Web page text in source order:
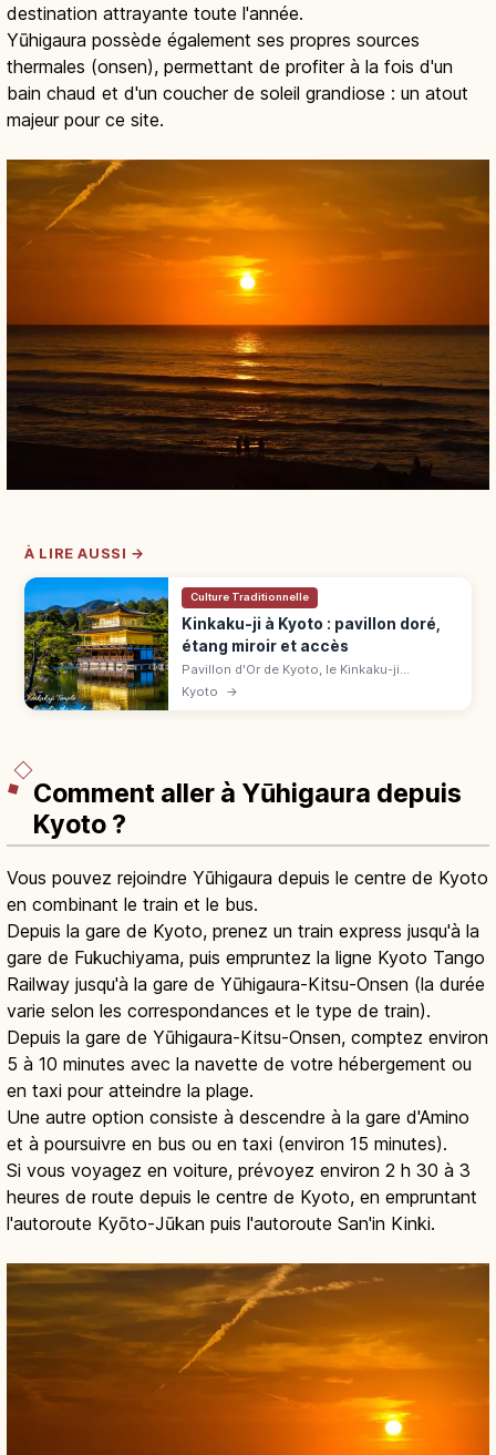
destination attrayante toute l'année.
Yūhigaura possède également ses propres sources
thermales (onsen), permettant de profiter à la fois d'un
bain chaud et d'un coucher de soleil grandiose : un atout
majeur pour ce site.
À LIRE AUSSI →
Culture Traditionnelle
Kinkaku-ji à Kyoto : pavillon doré,
étang miroir et accès
Pavillon d'Or de Kyoto, le Kinkaku-ji
(UNESCO) éblouit avec ses 3 étages dorés
reflétés dans l'étang. Tarifs, horaires, accès
Kyoto →
Comment aller à Yūhigaura depuis
Kyoto ?
Vous pouvez rejoindre Yūhigaura depuis le centre de Kyoto
en combinant le train et le bus.
Depuis la gare de Kyoto, prenez un train express jusqu'à la
gare de Fukuchiyama, puis empruntez la ligne Kyoto Tango
Railway jusqu'à la gare de Yūhigaura-Kitsu-Onsen (la durée
varie selon les correspondances et le type de train).
Depuis la gare de Yūhigaura-Kitsu-Onsen, comptez environ
5 à 10 minutes avec la navette de votre hébergement ou
en taxi pour atteindre la plage.
Une autre option consiste à descendre à la gare d'Amino
et à poursuivre en bus ou en taxi (environ 15 minutes).
Si vous voyagez en voiture, prévoyez environ 2 h 30 à 3
heures de route depuis le centre de Kyoto, en empruntant
l'autoroute Kyōto-Jūkan puis l'autoroute San'in Kinki.